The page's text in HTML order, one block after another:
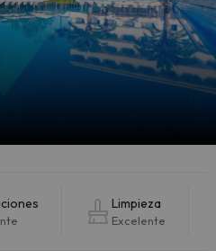
Limpieza
Excelente